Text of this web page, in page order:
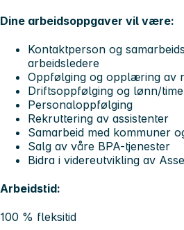
Dine arbeidsoppgaver vil være:
Kontaktperson og
arbeidsledere
Oppfølging og opplæring av
Driftsoppfølging og lønn/
Personaloppfølging
Rekruttering av assistenter
Samarbeid med kommuner
Salg av våre BPA-tjenester
Bidra i videreutvikling av
Arbeidstid:
100 % fleksitid